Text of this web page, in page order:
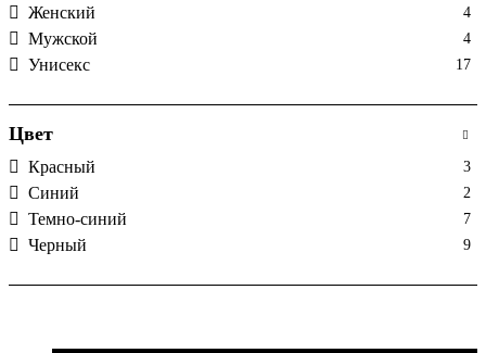
Женский 4
Мужской 4
Унисекс 17
Цвет
Красный 3
Синий 2
Темно-синий 7
Черный 9